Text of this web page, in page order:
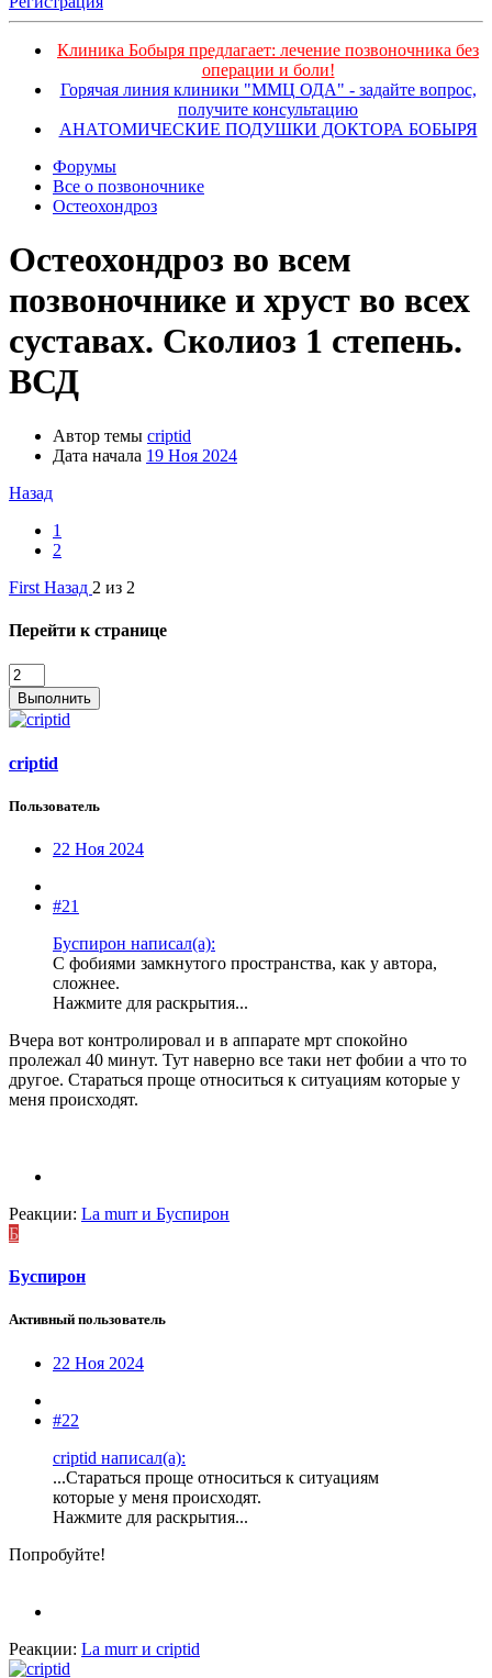
Клиника Бобыря предлагает: лечение позвоночника без
операции и боли!
Горячая линия клиники "ММЦ ОДА" - задайте вопрос,
получите консультацию
АНАТОМИЧЕСКИЕ ПОДУШКИ ДОКТОРА БОБЫРЯ
Форумы
Все о позвоночнике
Остеохондроз
Остеохондроз во всем
позвоночнике и хруст во всех
суставах. Сколиоз 1 степень.
ВСД
Автор темы criptid
Дата начала 19 Ноя 2024
Назад
1
2
First Назад 2 из 2
Перейти к странице
Выполнить
criptid
Пользователь
22 Ноя 2024
#21
Буспирон написал(а):
С фобиями замкнутого пространства, как у автора,
сложнее.
Нажмите для раскрытия...
Вчера вот контролировал и в аппарате мрт спокойно
пролежал 40 минут. Тут наверно все таки нет фобии а что то
другое. Стараться проще относиться к ситуациям которые у
меня происходят.
Реакции: La murrи Буспирон
Б
Буспирон
Активный пользователь
22 Ноя 2024
#22
criptid написал(а):
...Стараться проще относиться к ситуациям
которые у меня происходят.
Нажмите для раскрытия...
Попробуйте!
Реакции: La murrи criptid